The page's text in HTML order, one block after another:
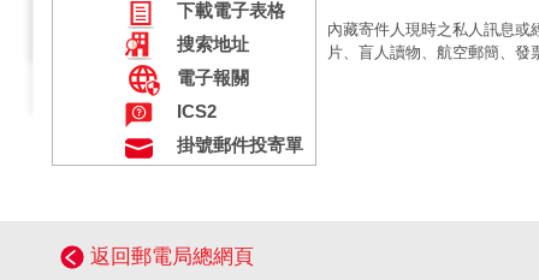
下載電子表格
搜索地址
電子報關
ICS2
掛號郵件投寄單
內藏寄件人現時之私人訊息
片、盲人讀物、航空郵簡、
返回郵電局總網頁